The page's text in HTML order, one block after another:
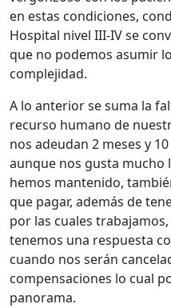
en estas condiciones,
Hospital nivel III-IV se
que no podemos asumir
complejidad.
A lo anterior se suma la
recurso humano de
nos adeudan 2 meses y
aunque nos gusta mucho
hemos mantenido,
que pagar, además de
por las cuales
tenemos una respuesta
cuando nos serán
compensaciones lo cual
panorama.